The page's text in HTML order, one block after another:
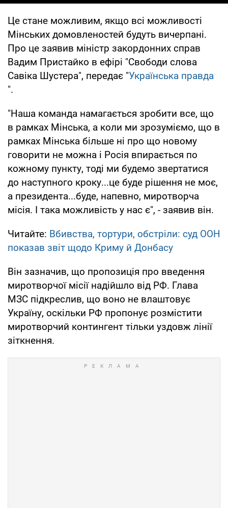
Це стане можливим, якщо всі можливості
Мінських домовленостей будуть вичерпані.
Про це заявив міністр закордонних справ
Вадим Пристайко в ефірі "Свободи слова
Савіка Шустера", передає "Українська правда
".
"Наша команда намагається зробити все, що
в рамках Мінська, а коли ми зрозуміємо, що в
рамках Мінська більше ні про що новому
говорити не можна і Росія впирається по
кожному пункту, тоді ми будемо звертатися
до наступного кроку...це буде рішення не моє,
а президента...буде, напевно, миротворча
місія. І така можливість у нас є", - заявив він.
Читайте: Вбивства, тортури, обстріли: суд ООН
показав звіт щодо Криму й Донбасу
Він зазначив, що пропозиція про введення
миротворчої місії надійшло від РФ. Глава
МЗС підкреслив, що воно не влаштовує
Україну, оскільки РФ пропонує розмістити
миротворчий контингент тільки уздовж лінії
зіткнення.